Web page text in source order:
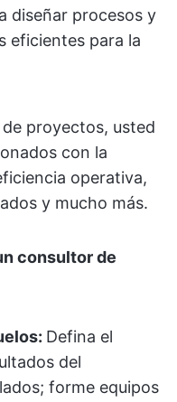
diseñar procesos y
eficientes para la
proyectos, usted
con la
operativa,
y mucho más.
consultor de
Defina el
del
forme equipos